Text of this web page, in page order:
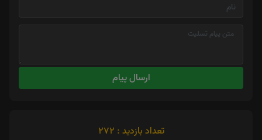
ارسال پیام
تعداد بازدید : 272